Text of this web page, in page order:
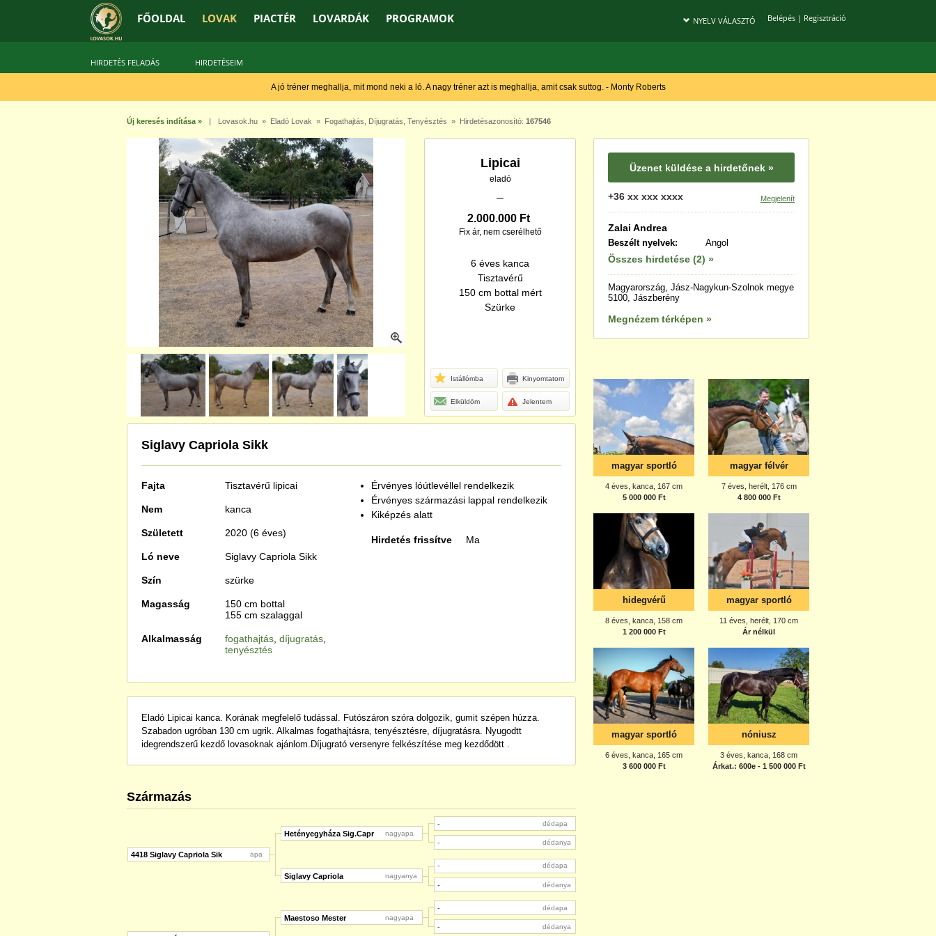
FŐOLDAL LOVAK PIACTÉR LOVARDÁK PROGRAMOK Belépés| Regisztráció
NYELV VÁLASZTÓ
HIRDETÉS FELADÁS HIRDETÉSEIM
A jó tréner meghallja, mit mond neki a ló. A nagy tréner azt is meghallja, amit csak suttog. - Monty Roberts
Új keresés indítása » | Lovasok.hu » Eladó Lovak » Fogathajtás Díjugratás Tenyésztés » Hirdetésazonosító: 167546
Lipicai
eladó
2.000.000 Ft
Fix ár, nem cserélhető
6 éves kanca
Tisztavérű
150 cm bottal mért
Szürke
Istállómba Kinyomtatom
Elküldöm Jelentem
Siglavy Capriola Sikk
Fajta Tisztavérű lipicai
Nem kanca
Született 2020 (6 éves)
Ló neve Siglavy Capriola Sikk
Szín szürke
Magasság
150 cm bottal
155 cm szalaggal
Alkalmasság fogathajtás díjugratás
tenyésztés
Érvényes lóútlevéllel rendelkezik
Érvényes származási lappal rendelkezik
Kiképzés alatt
Hirdetés frissítve Ma
Eladó Lipicai kanca. Korának megfelelő tudással. Futószáron szóra dolgozik, gumit szépen húzza.
Szabadon ugróban 130 cm ugrik. Alkalmas fogathajtásra, tenyésztésre, díjugratásra. Nyugodtt
idegrendszerű kezdő lovasoknak ajánlom.Díjugrató versenyre felkészítése meg kezdődött .
Származás
4418 Siglavy Capriola Sik apa
Hetényegyháza Sig.Capr nagyapa
Siglavy Capriola nagyanya
Maestoso Mester nagyapa
- dédapa
- dédanya
- dédapa
- dédanya
- dédapa
- dédanya
Üzenet küldése a hirdetőnek »
+36 xx xxx xxxx Megjelenít
Zalai Andrea
Beszélt nyelvek: Angol
Összes hirdetése (2) »
Magyarország, Jász-Nagykun-Szolnok megye
5100, Jászberény
Megnézem térképen »